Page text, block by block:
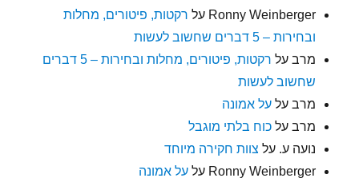
Ronny Weinberger על רקטות, פיטורים, מחלות
ובחירות – 5 דברים שחשוב לעשות
מרב על
רקטות, פיטורים, מחלות ובחירות – 5 דברים
שחשוב לעשות
מרב עלעל אמונה
מרב עלכוח בלתי מוגבל
נועה ע. על צוות חקירה מיוחד
Ronny Weinberger עלעל אמונה